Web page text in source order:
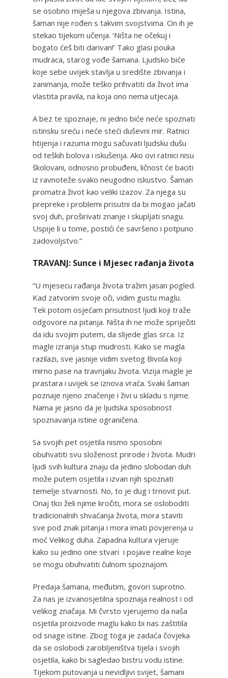
se osobno miješa u njegova zbivanja. Istina,
šaman nije rođen s takvim svojstvima. On ih je
stekao tijekom učenja. ‘Ništa ne očekuj i
bogato ćeš biti darivan!’ Tako glasi pouka
mudraca, starog vođe šamana. Ljudsko biće
koje sebe uvijek stavlja u središte zbivanja i
zanimanja, može teško prihvatiti da život ima
vlastita pravila, na koja ono nema utjecaja.
A bez te spoznaje, ni jedno biće neće spoznati
istinsku sreću i neće steći duševni mir. Ratnici
htijenja i razuma mogu sačuvati ljudsku dušu
od teških bolova i iskušenja. Ako ovi ratnici nisu
školovani, odnosno probuđeni, ličnost će baciti
iz ravnoteže svako neugodno iskustvo. Šaman
promatra život kao veliki izazov. Za njega su
prepreke i problemi prisutni da bi mogao jačati
svoj duh, proširivati znanje i skupljati snagu.
Uspije li u tome, postići će savršeno i potpuno
zadovoljstvo.”
TRAVANJ: Sunce i Mjesec rađanja života
“U mjesecu rađanja života tražim jasan pogled.
Kad zatvorim svoje oči, vidim gustu maglu.
Tek potom osjećam prisutnost ljudi koji traže
odgovore na pitanja. Ništa ih ne može spriječiti
da idu svojim putem, da slijede glas srca. Iz
magle izranja stup mudrosti. Kako se magla
razilazi, sve jasnije vidim svetog Bivola koji
mirno pase na travnjaku života. Vizija magle je
prastara i uvijek se iznova vraća. Svaki šaman
poznaje njeno značenje i živi u skladu s njime.
Nama je jasno da je ljudska sposobnost
spoznavanja istine ograničena.
Sa svojih pet osjetila nismo sposobni
obuhvatiti svu složenost prirode i života. Mudri
ljudi svih kultura znaju da jedino slobodan duh
može putem osjetila i izvan njih spoznati
temelje stvarnosti. No, to je dug i trnovit put.
Onaj tko želi njime kročiti, mora se osloboditi
tradicionalnih shvaćanja života, mora staviti
sve pod znak pitanja i mora imati povjerenja u
moć Velikog duha. Zapadna kultura vjeruje
kako su jedino one stvari i pojave realne koje
se mogu obuhvatiti čulnom spoznajom.
Predaja šamana, međutim, govori suprotno.
Za nas je izvanosjetilna spoznaja realnost i od
velikog značaja. Mi čvrsto vjerujemo da naša
osjetila proizvode maglu kako bi nas zaštitila
od snage istine. Zbog toga je zadaća čovjeka
da se oslobodi zarobljeništva tijela i svojih
osjetila, kako bi sagledao bistru vodu istine.
Tijekom putovanja u nevidljivi svijet, šamani